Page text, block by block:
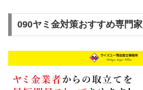
090ヤミ金対策おすすめ専門家